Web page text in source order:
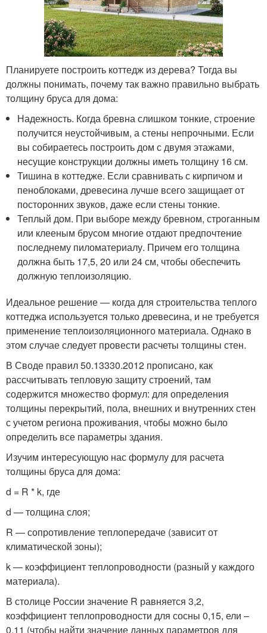
Планируете построить коттедж из дерева? Тогда вы
должны понимать, почему так важно правильно выбрать
толщину бруса для дома:
Надежность. Когда бревна слишком тонкие, строение
получится неустойчивым, а стены непрочными. Если
вы собираетесь построить дом с двумя этажами,
несущие конструкции должны иметь толщину 16 см.
Тишина в коттедже. Если сравнивать с кирпичом и
пеноблоками, древесина лучше всего защищает от
посторонних звуков, даже если стены тонкие.
Теплый дом. При выборе между бревном, строганным
или клееным брусом многие отдают предпочтение
последнему пиломатериалу. Причем его толщина
должна быть 17,5, 20 или 24 см, чтобы обеспечить
должную теплоизоляцию.
Идеальное решение — когда для строительства теплого
коттеджа используется только древесина, и не требуется
применение теплоизоляционного материала. Однако в
этом случае следует провести расчеты толщины стен.
В Своде правил 50.13330.2012 прописано, как
рассчитывать тепловую защиту строений, там
содержится множество формул: для определения
толщины перекрытий, пола, внешних и внутренних стен
с учетом региона проживания, чтобы можно было
определить все параметры здания.
Изучим интересующую нас формулу для расчета
толщины бруса для дома:
d = R * k, где
d — толщина слоя;
R — сопротивление теплопередаче (зависит от
климатической зоны);
k — коэффициент теплопроводности (разный у каждого
материала).
В столице России значение R равняется 3,2,
коэффициент теплопроводности для сосны 0,15, ели –
0,11 (чтобы найти значение данных параметров для